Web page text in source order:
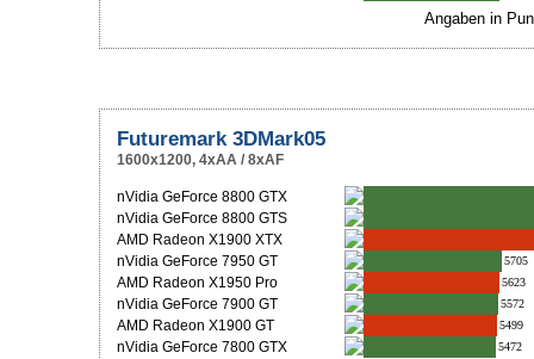
Angaben in
Futuremark 3DMark05
1600x1200, 4xAA / 8xAF
nVidia GeForce 8800 GTX
nVidia GeForce 8800 GTS
AMD Radeon X1900 XTX
nVidia GeForce 7950 GT
5705
AMD Radeon X1950 Pro 5623
nVidia GeForce 7900 GT 5572
AMD Radeon X1900 GT 5499
nVidia GeForce 7800 GTX 5472